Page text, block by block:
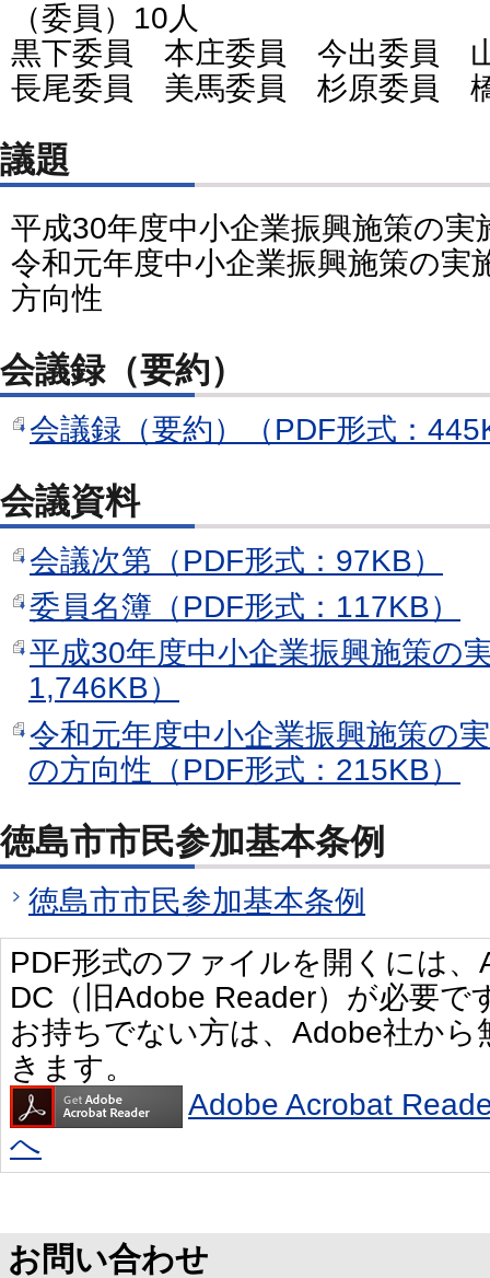
（委員）10人
黒下委員 本庄委員 今出委員
長尾委員 美馬委員 杉原委員
議題
平成30年度中小企業振興施策の実
令和元年度中小企業振興施策の実
方向性
会議録（要約）
会議録（要約）（PDF形式：
会議資料
会議次第（PDF形式：97KB）
委員名簿（PDF形式：117KB）
平成30年度中小企業振興施策の
1,746KB）
令和元年度中小企業振興施策の
の方向性（PDF形式：215KB）
徳島市市民参加基本条例
徳島市市民参加基本条例
PDF形式のファイルを開くには
DC（旧Adobe Reader）が必要で
お持ちでない方は、Adobe社か
きます。
Adobe Acrobat
へ
お問い合わせ